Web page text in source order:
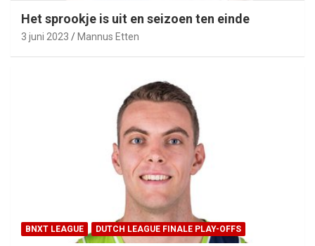
Het sprookje is uit en seizoen ten einde
3 juni 2023 Mannus Etten
BNXT LEAGUE DUTCH LEAGUE FINALE PLAY-OFFS